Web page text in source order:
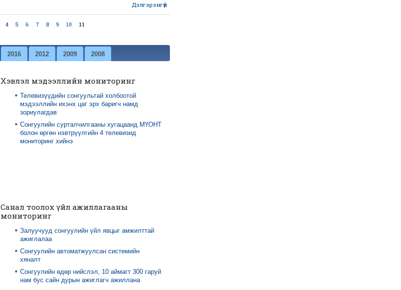
Дэлгэрэнгүй
хяналт” сүлжээ
4 5 6 7 8 9 10 11
2016 2012 2009 2008
Хэвлэл мэдээллийн мониторинг
Телевизүүдийн сонгуультай холбоотой
мэдээллийн ихэнх цаг эрх баригч намд
зориулагдав
Сонгуулийн сурталчилгааны хугацаанд МҮОНТ
болон өргөн нэвтрүүлгийн 4 телевизид
мониторинг хийнэ
Санал тоолох үйл ажиллагааны
мониторинг
Залуучууд сонгуулийн үйл явцыг амжилттай
ажиглалаа
Сонгуулийн автоматжуулсан системийн
хяналт
Сонгуулийн өдөр нийслэл, 10 аймагт 300 гаруй
нам бус сайн дурын ажиглагч ажиллана